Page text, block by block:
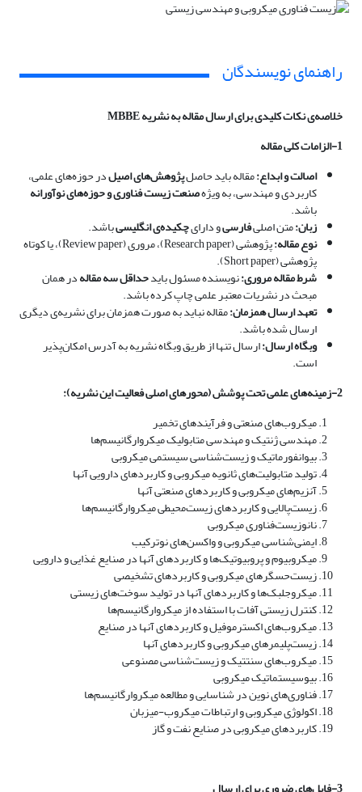
راهنمای نویسندگان
خلاصه‌ی نکات کلیدی برای ارسال مقاله به نشریهMBBE
1-الزامات کلی مقاله
اصالت و ابداع:مقاله باید حاصلپژوهش‌های اصیلدر حوزه‌های علمی،
کاربردی و مهندسی، به ویژهصنعت زیست فناوری و حوزه‌های نوآورانه
باشد.
زبان:متن اصلیفارسیو دارایچکیده‌ی انگلیسیباشد.
نوع مقاله: پژوهشی (Research paper)، مروری (Review paper)، یا کوتاه
پژوهشی (Short paper).
شرط مقاله مروری:نویسنده مسئول بایدحداقل سه مقالهدر همان
مبحث در نشریات معتبر علمی چاپ کرده باشد.
تعهد ارسال همزمان:مقاله نباید به صورت همزمان برای نشریه‌ی دیگری
ارسال شده باشد.
وبگاه ارسال:ارسال تنها از طریق وبگاه نشریه به آدرس امکان‌پذیر
است.
2-زمینه‌های علمی تحت پوشش (محورهای اصلی فعالیت این نشریه):
میکروب‌های صنعتی و فرآیندهای تخمیر
مهندسی ژنتیک و مهندسی متابولیک میکروارگانیسم‌ها
بیوانفورماتیک و زیست‌شناسی سیستمی میکروبی
تولید متابولیت‌های ثانویه میکروبی و کاربردهای دارویی آنها
آنزیم‌های میکروبی و کاربردهای صنعتی آنها
زیست‌پالایی و کاربردهای زیست‌محیطی میکروارگانیسم‌ها
نانوزیست‌فناوری میکروبی
ایمنی‌شناسی میکروبی و واکسن‌های نوترکیب
میکروبیوم و پروبیوتیک‌ها و کاربردهای آنها در صنایع غذایی و دارویی
زیست‌حسگرهای میکروبی و کاربردهای تشخیصی
میکروجلبک‌ها و کاربردهای آنها در تولید سوخت‌های زیستی
کنترل زیستی آفات با استفاده از میکروارگانیسم‌ها
میکروب‌های اکسترموفیل و کاربردهای آنها در صنایع
زیست‌پلیمرهای میکروبی و کاربردهای آنها
میکروب‌های سنتتیک و زیست‌شناسی مصنوعی
بیوسیستماتیک میکروبی
فناوری‌های نوین در شناسایی و مطالعه میکروارگانیسم‌ها
اکولوژی میکروبی و ارتباطات میکروب-میزبان
کاربردهای میکروبی در صنایع نفت و گاز